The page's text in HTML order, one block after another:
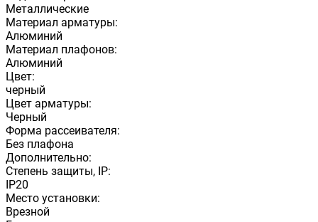
Металлические
Материал арматуры:
Алюминий
Материал плафонов:
Алюминий
Цвет:
черный
Цвет арматуры:
Черный
Форма рассеивателя:
Без плафона
Дополнительно:
Степень защиты, IP:
IP20
Место установки:
Врезной